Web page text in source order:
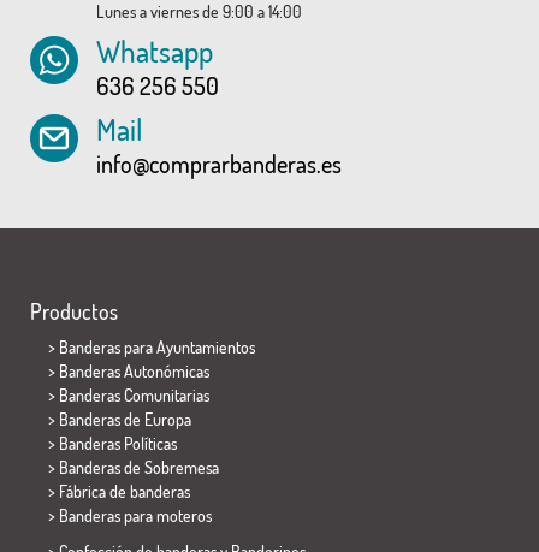
Lunes a viernes de 9:00 a 14:00
Whatsapp
636 256 550
Mail
info@comprarbanderas.es
Productos
> Banderas para Ayuntamientos
> Banderas Autonómicas
> Banderas Comunitarias
> Banderas de Europa
> Banderas Políticas
> Banderas de Sobremesa
> Fábrica de banderas
> Banderas para moteros